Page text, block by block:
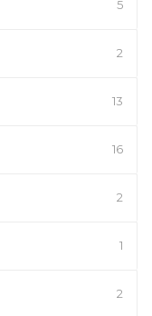
5
2
13
16
2
1
2